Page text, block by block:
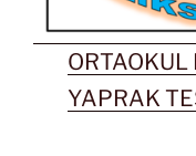
YAPRAK